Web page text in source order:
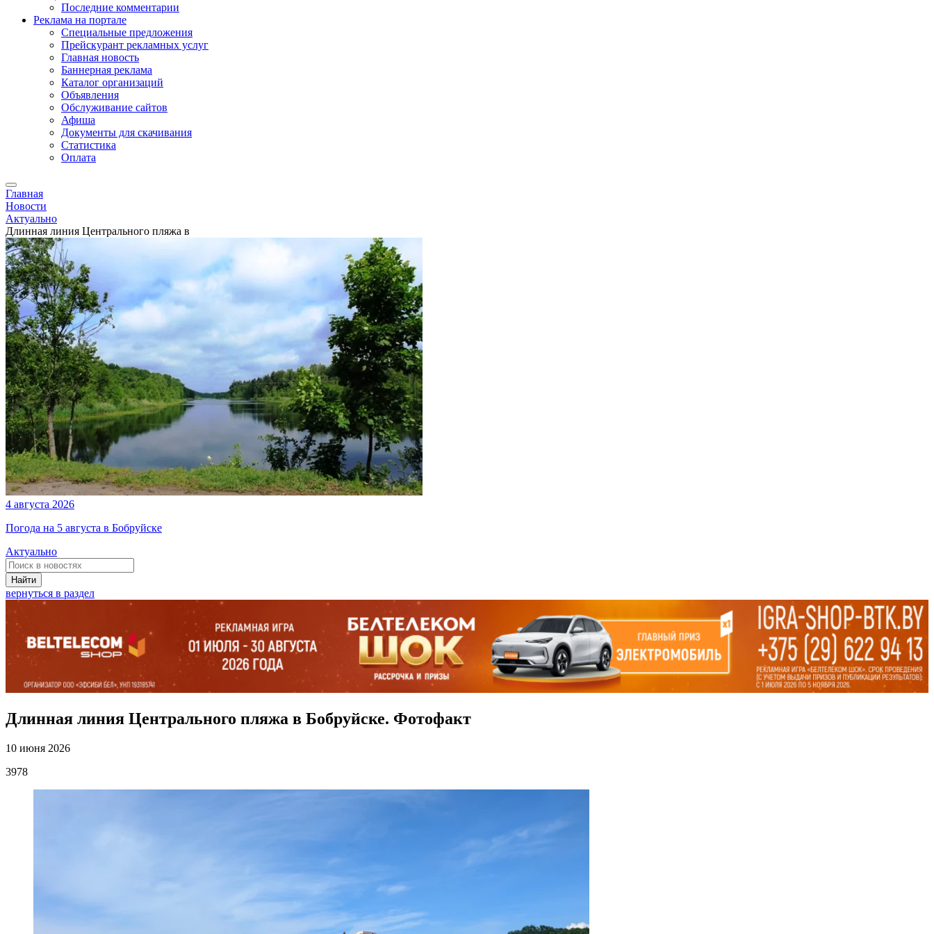
Последние комментарии
Реклама на портале
Специальные предложения
Прейскурант рекламных услуг
Главная новость
Баннерная реклама
Каталог организаций
Объявления
Обслуживание сайтов
Афиша
Документы для скачивания
Статистика
Оплата
Главная
Новости
Актуально
Длинная линия Центрального пляжа в
4 августа 2026
Погода на 5 августа в Бобруйске
Актуально
Найти
вернуться в раздел
Длинная линия Центрального пляжа в Бобруйске. Фотофакт
10 июня 2026
3978